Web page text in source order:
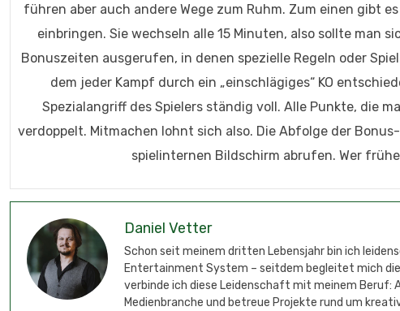
führen aber auch andere Wege zum Ruhm. Zum einen gibt
einbringen. Sie wechseln alle 15 Minuten, also sollte man
Bonuszeiten ausgerufen, in denen spezielle Regeln oder
dem jeder Kampf durch ein „einschlägiges“ KO
Spezialangriff des Spielers ständig voll. Alle Punkte, die
verdoppelt. Mitmachen lohnt sich also. Die Abfolge der
spielinternen Bildschirm abrufen. Wer
Daniel Vetter
Schon seit meinem dritten Lebensjahr bin ich
Entertainment System – seitdem begleitet mich
verbinde ich diese Leidenschaft mit meinem Beruf:
Medienbranche und betreue Projekte rund um